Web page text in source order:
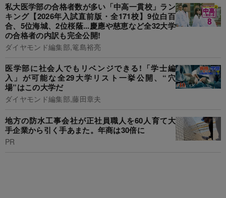
私大医学部の合格者数が多い「中高一貫校」ラン
キング【2026年入試直前版・全171校】9位白百
合、5位海城、2位桜蔭...慶應や慈恵など全32大学
の合格者の内訳も完全公開!
ダイヤモンド編集部,篭島裕亮
医学部に社会人でもリベンジできる!「学士編
入」が可能な全29大学リスト一挙公開、“穴
場”はこの大学だ
ダイヤモンド編集部,藤田章夫
地方の防水工事会社が正社員職人を60人育て大
手企業から引く手あまた。年商は30倍に
PR